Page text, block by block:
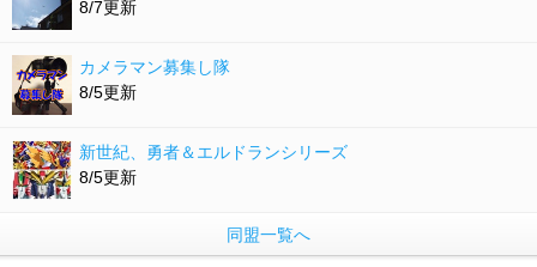
8/7更新
カメラマン募集し隊
8/5更新
新世紀、勇者＆エルドランシリーズ
8/5更新
同盟一覧へ